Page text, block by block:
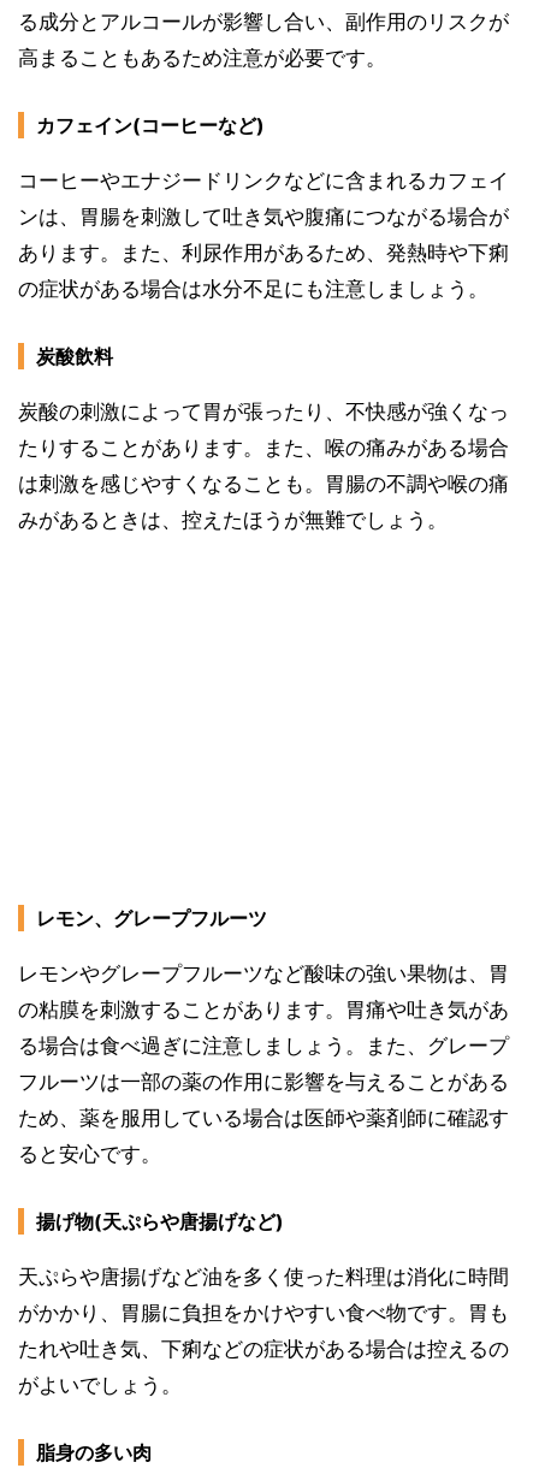
る成分とアルコールが影響し合い、副作用のリスクが
高まることもあるため注意が必要です。
カフェイン(コーヒーなど)
コーヒーやエナジードリンクなどに含まれるカフェイ
ンは、胃腸を刺激して吐き気や腹痛につながる場合が
あります。また、利尿作用があるため、発熱時や下痢
の症状がある場合は水分不足にも注意しましょう。
炭酸飲料
炭酸の刺激によって胃が張ったり、不快感が強くなっ
たりすることがあります。また、喉の痛みがある場合
は刺激を感じやすくなることも。胃腸の不調や喉の痛
みがあるときは、控えたほうが無難でしょう。
レモン、グレープフルーツ
レモンやグレープフルーツなど酸味の強い果物は、胃
の粘膜を刺激することがあります。胃痛や吐き気があ
る場合は食べ過ぎに注意しましょう。また、グレープ
フルーツは一部の薬の作用に影響を与えることがある
ため、薬を服用している場合は医師や薬剤師に確認す
ると安心です。
揚げ物(天ぷらや唐揚げなど)
天ぷらや唐揚げなど油を多く使った料理は消化に時間
がかかり、胃腸に負担をかけやすい食べ物です。胃も
たれや吐き気、下痢などの症状がある場合は控えるの
がよいでしょう。
脂身の多い肉